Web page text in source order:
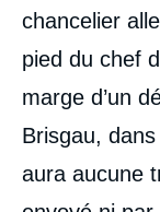
chancelier
pied du chef
marge d’un
Brisgau,
aura aucune